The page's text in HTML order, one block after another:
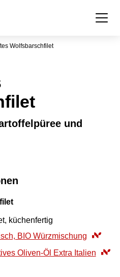
Wolfsbarschfilet
und
küchenfertig
BIO Würzmischung
Oliven-Öl Extra Italien